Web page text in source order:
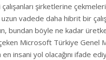
şirketlerine
vadede daha hibrit bir
bundan böyle ne kadar
Microsoft Türkiye Genel
insani yol olacağını ifade